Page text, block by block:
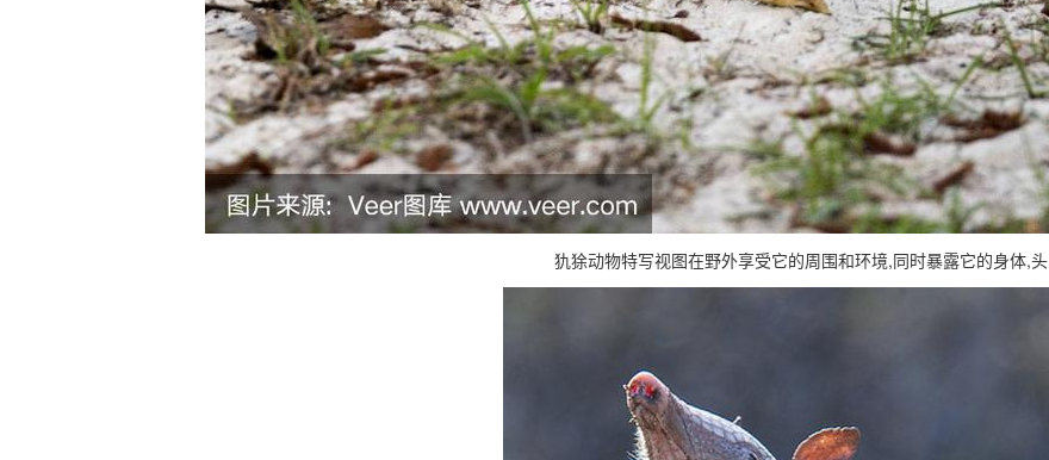
犰狳动物特写视图在野外享受它的周围和环境,同时暴露它的身体,头